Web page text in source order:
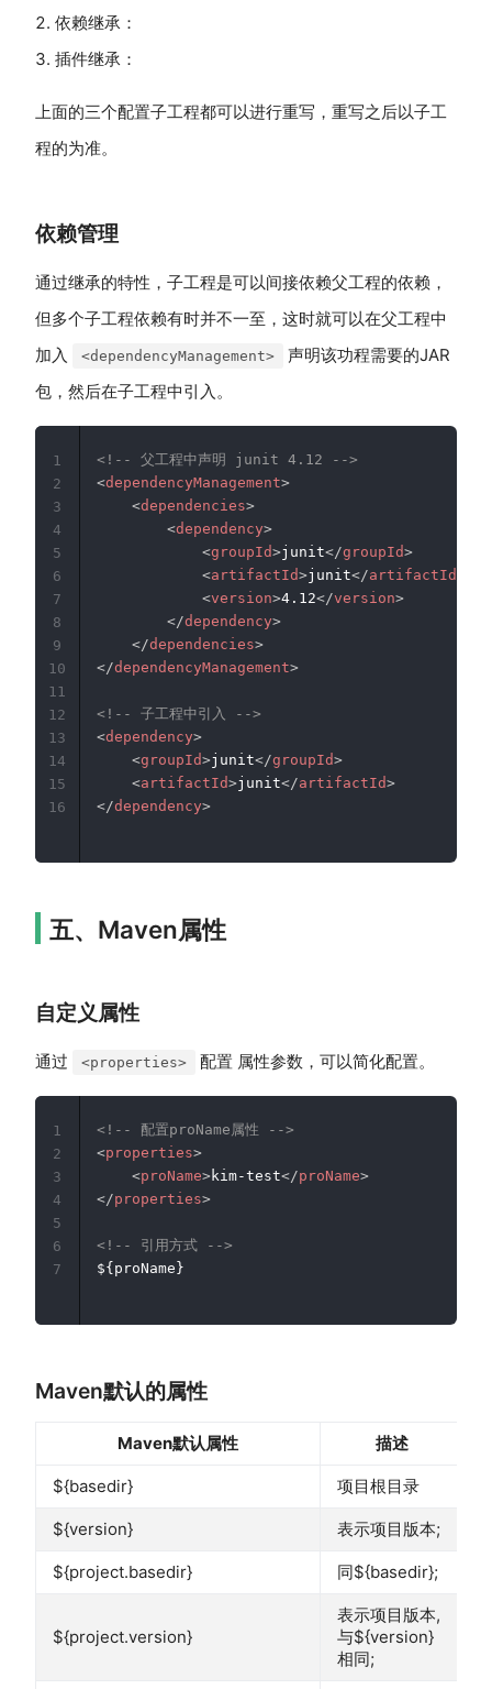
依赖继承：
插件继承：
上面的三个配置子工程都可以进行重写，重写之后以子工
程的为准。
依赖管理
通过继承的特性，子工程是可以间接依赖父工程的依赖，
但多个子工程依赖有时并不一至，这时就可以在父工程中
加入
<dependencyManagement>
声明该功程需要的JAR
包，然后在子工程中引入。
<!-- 父工程中声明 junit 4.12 -->
<dependencyManagement>
<dependencies>
<dependency>
<groupId>junit</groupId>
<artifactId>junit</artifactId
<version>4.12</version>
</dependency>
</dependencies>
</dependencyManagement>
<!-- 子工程中引入 -->
<dependency>
<groupId>junit</groupId>
<artifactId>junit</artifactId>
</dependency>
1
2
3
4
5
6
7
8
9
10
11
12
13
14
15
16
五、Maven属性
自定义属性
通过 <properties> 配置 属性参数，可以简化配置。
<!-- 配置proName属性 -->
<properties>
<proName>kim-test</proName>
</properties>
<!-- 引用方式 -->
1
2
3
4
5
6
7
Maven默认的属性
Maven默认属性 描述
${basedir} 项目根目录
${version} 表示项目版本;
${project.basedir} 同${basedir};
${project.version}
表示项目版本,
与${version}
相同;